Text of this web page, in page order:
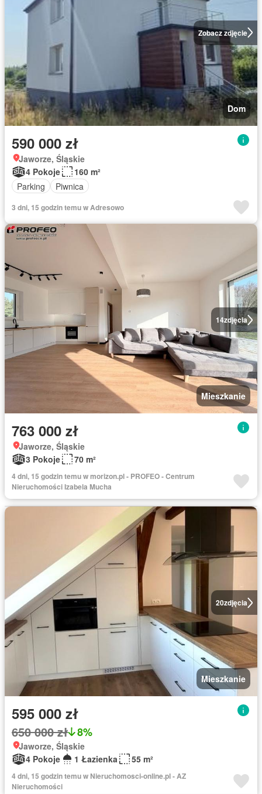
Zobacz zdjęcie
Dom
590 000 zł
Jaworze, Śląskie
4 Pokoje
160 m²
Parking
Piwnica
3 dni, 15 godzin temu w Adresowo
14zdjęcia
Mieszkanie
763 000 zł
Jaworze, Śląskie
3 Pokoje
70 m²
4 dni, 15 godzin temu w morizon.pl - PROFEO - Centrum
Nieruchomości Izabela Mucha
20zdjęcia
Mieszkanie
595 000 zł
650 000 zł 8%
Jaworze, Śląskie
4 Pokoje
1 Łazienka 55 m²
4 dni, 15 godzin temu w Nieruchomosci-online.pl - AZ
Nieruchomości